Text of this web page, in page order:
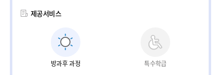
제공서비스
방과후 과정 특수학급